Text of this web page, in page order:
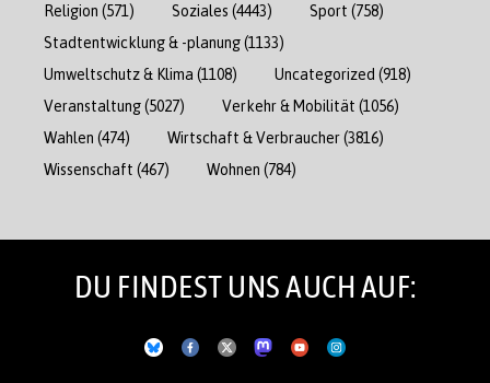
Religion (571) Soziales (4443) Sport (758)
Stadtentwicklung & -planung(1133)
Umweltschutz & Klima (1108) Uncategorized (918)
Veranstaltung(5027) Verkehr & Mobilität (1056)
Wahlen (474) Wirtschaft & Verbraucher(3816)
Wissenschaft (467) Wohnen (784)
DU FINDEST UNS AUCH AUF: